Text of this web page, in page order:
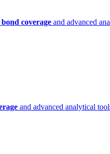
coverage and advanced
and advanced analytical